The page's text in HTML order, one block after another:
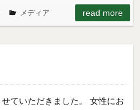
メディア read more
ていただきました。 女性にお